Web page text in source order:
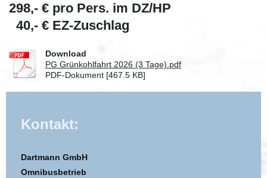
298,- € pro Pers. im DZ/HP
40,- € EZ-Zuschlag
Download
PG Grünkohlfahrt 2026 (3 Tage).pdf
PDF-Dokument [467.5 KB]
Kontakt:
Dartmann GmbH
Omnibusbetrieb